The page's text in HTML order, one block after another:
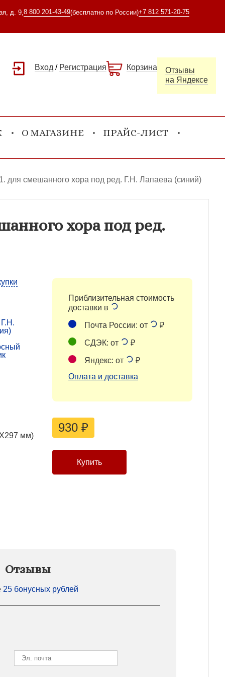
д. 9, 8 800 201-43-49(бесплатно по России)+7 812 571-20-75
Вход / Регистрация Корзина
Отзывы
на Яндексе
О МАГАЗИНЕ ПРАЙС-ЛИСТ
для смешанного хора под ред. Г.Н. Лапаева (синий)
хора под ред.
мм)
Приблизительная стоимость
доставки в
Почта России: от ₽
СДЭК: от ₽
Яндекс: от
₽
Оплата и доставка
930 ₽
Отзывы
25 бонусных рублей